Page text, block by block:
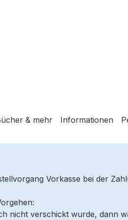
& mehr Informationen
Vorkasse bei der
nicht verschickt wurde, dann